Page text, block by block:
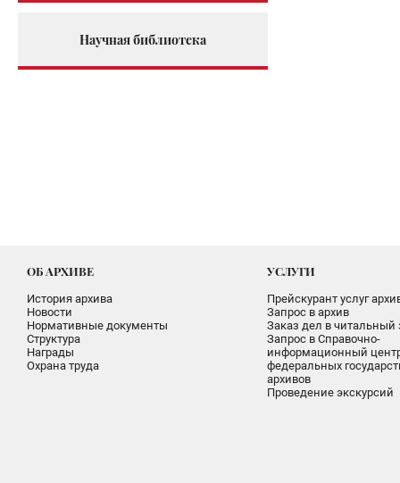
Научная библиотека
ОБ АРХИВЕ
История архива
Новости
Нормативные документы
Структура
Награды
Охрана труда
УСЛУГИ
Прейскурант услуг
Запрос в архив
Заказ дел в читальный
Запрос в Справочно-
информационный
федеральных
архивов
Проведение экскурсий